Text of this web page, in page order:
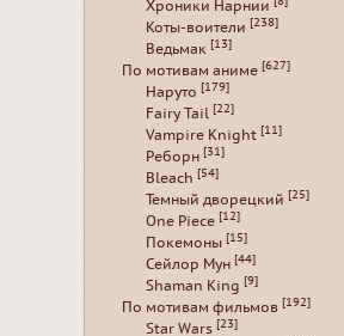
Хроники Нарнии
Коты-воители [238]
Ведьмак [13]
По мотивам аниме [627]
Наруто [179]
Fairy Tail [22]
Vampire Knight [11]
Реборн [31]
Bleach [54]
Темный дворецкий [25]
One Piece [12]
Покемоны [15]
Сейлор Мун [44]
Shaman King [9]
По мотивам фильмов [192]
Star Wars [23]